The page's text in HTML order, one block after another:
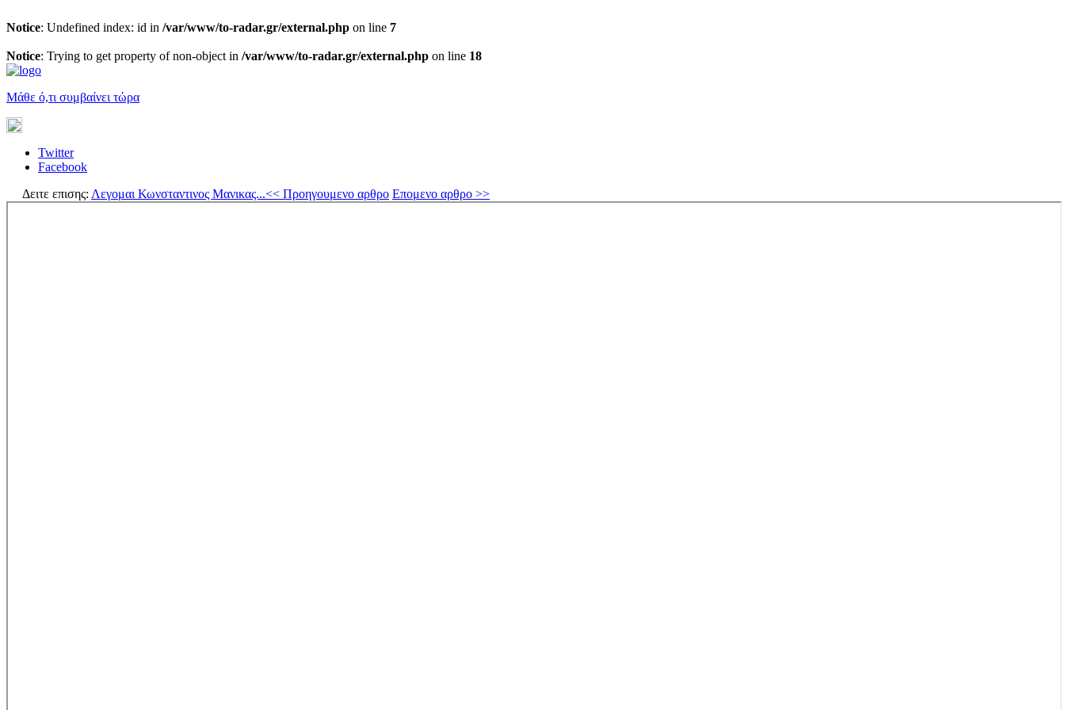
Notice: Undefined index: id in /var/www/to-radar.gr/external.php on line 7
Notice: Trying to get property of non-object in /var/www/to-radar.gr/external.php on line 18
Μάθε ό,τι συμβαίνει τώρα
Twitter
Facebook
Δειτε επισης: Λεγομαι Κωνσταντινος Μανικας...<< Προηγουμενο αρθρο Επομενο αρθρο >>